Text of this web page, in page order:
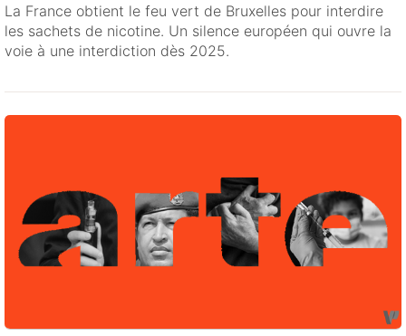
La France obtient le feu vert de Bruxelles pour interdire
les sachets de nicotine. Un silence européen qui ouvre la
voie à une interdiction dès 2025.